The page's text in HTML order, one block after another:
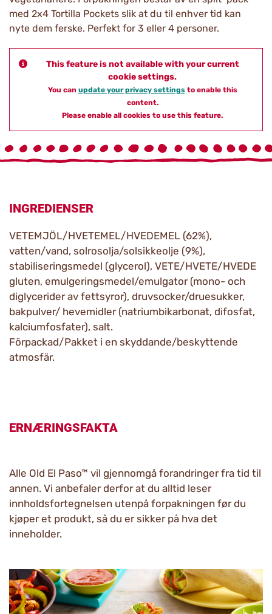
med 2x4 Tortilla Pockets slik at du til enhver tid kan
nyte dem ferske. Perfekt for 3 eller 4 personer.
This feature is not available with your current
cookie settings.
You can update your privacy settingsto enable this
content.
Please enable all cookies to use this feature.
INGREDIENSER
VETEMJÖL/HVETEMEL/HVEDEMEL (62%),
vatten/vand, solrosolja/solsikkeolje (9%),
stabiliseringsmedel (glycerol), VETE/HVETE/HVEDE
gluten, emulgeringsmedel/emulgator (mono- och
diglycerider av fettsyror), druvsocker/druesukker,
bakpulver/ hevemidler (natriumbikarbonat, difosfat,
kalciumfosfater), salt.
Förpackad/Pakket i en skyddande/beskyttende
atmosfär.
ERNÆRINGSFAKTA
Alle Old El Paso™ vil gjennomgå forandringer fra tid til
annen. Vi anbefaler derfor at du alltid leser
innholdsfortegnelsen utenpå forpakningen før du
kjøper et produkt, så du er sikker på hva det
inneholder.